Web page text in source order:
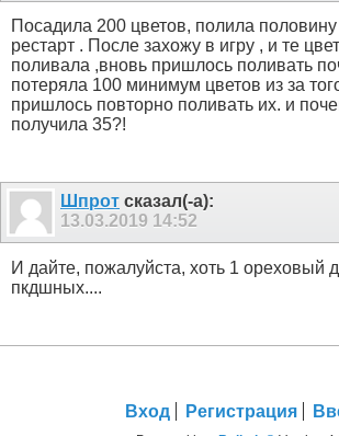
Посадила 200 цветов, полила
рестарт . После захожу в игру , и те
поливала ,вновь пришлось поливать
потеряла 100 минимум цветов из за
пришлось повторно поливать их. и
получила 35?!
Шпрот сказал(-а):
13.03.2019 14:52
И дайте, пожалуйста, хоть 1 ореховый
пкдшных....
Вход Регистрация